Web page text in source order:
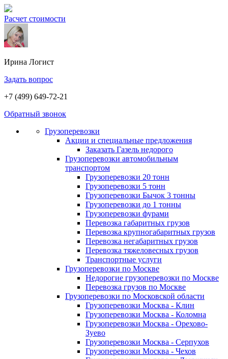
Расчет стоимости
Ирина Логист
Задать вопрос
+7 (499) 649-72-21
Обратный звонок
Грузоперевозки
Акции и специальные предложения
Заказать Газель недорого
Грузоперевозки автомобильным
транспортом
Грузоперевозки 20 тонн
Грузоперевозки 5 тонн
Грузоперевозки Бычок 3 тонны
Грузоперевозки до 1 тонны
Грузоперевозки фурами
Перевозка габаритных грузов
Перевозка крупногабаритных грузов
Перевозка негабаритных грузов
Перевозка тяжеловесных грузов
Транспортные услуги
Грузоперевозки по Москве
Недорогие грузоперевозки по Москве
Перевозка грузов по Москве
Грузоперевозки по Московской области
Грузоперевозки Москва - Клин
Грузоперевозки Москва - Коломна
Грузоперевозки Москва - Орехово-
Зуево
Грузоперевозки Москва - Серпухов
Грузоперевозки Москва - Чехов